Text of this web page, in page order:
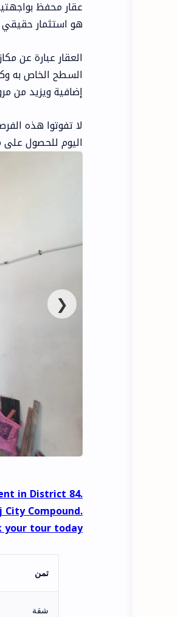
هو استثمار
العقار عبارة عن
السطح الخاص به
إضافية ويزيد من
لا تفوتوا هذه
اليوم للحصول على
❮
in District 84.
Compound.
your tour today!
تمن
شقة